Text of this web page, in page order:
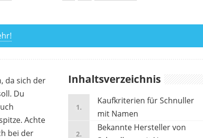
da sich der
Du
Achte
bei der
Inhaltsverzeichnis
Kaufkriterien für Schnuller
mit Namen
Bekannte Hersteller von